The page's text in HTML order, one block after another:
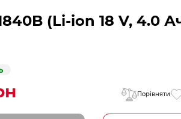
(Li-ion 18 V, 4.0
Порівняти